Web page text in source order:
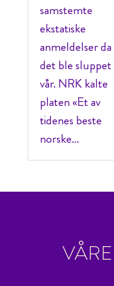
samstemte
ekstatiske
anmeldelser da
det ble sluppet
vår. NRK kalte
platen «Et av
tidenes beste
norske...